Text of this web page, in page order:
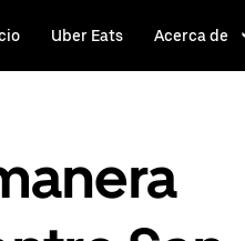
Uber Eats Acerca de